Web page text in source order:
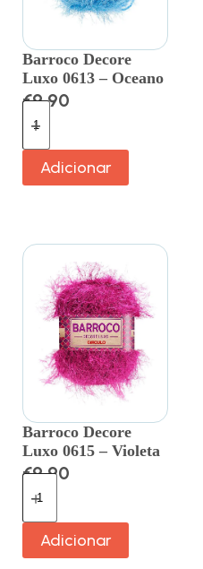
Barroco Decore
Luxo 0613 – Oceano
€9.90
Adicionar
Barroco Decore
Luxo 0615 – Violeta
€9.90
Adicionar